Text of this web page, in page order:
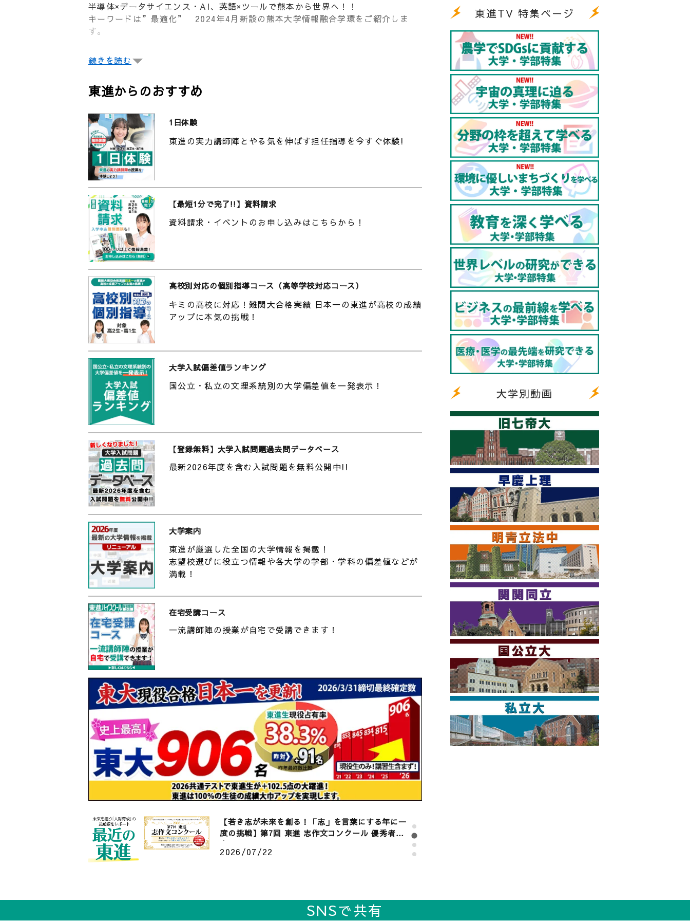
半導体×データサイエンス・AI、英語×ツールで熊本から世界へ！！
キーワードは”最適化” 2024年4月新設の熊本大学情報融合学環をご紹介しま
す。
【contents】
0:00 熊本大学情報融合学環
1:27 新しいことが出来るようになる｜先生インタビュー
【熊本大学情報融合学環について】
情報融合学環は、文、教育、法、理、医、薬、工学部に並ぶ、熊本大学８番目の学
部。
2024（令和６）年4月創設、入学定員60名、取得学位は学士（情報学）。
特色として、1）文系型、理系型の入試を実施すること、2）データサイエンスと半
導体を組み合わせた学びを提供されること、3）工学部・法学部・医学部・熊本県
立大学・東海大学など、学内外の多様な授業を受けられることがある。
▼熊本大学情報融合学環のHPはこちら
https://www.soi.kumamoto-u.ac.jp/informatics/
▼熊本大学のHPはこちら
https://www.kumamoto-u.ac.jp/
▼熊本大学の天気は？（全国の学校のお天気）
https://www.toshin.com/weather/detail?id=824
▼東進TVのチャンネル登録はこちら
http://www.youtube.com/@toshinTV?sub_confirmation=1
#合格 #勉強 #勉強法 #受験勉強 #受験 #熊本大学情報融合学環 #情報融合学環
続きを読む
東進からのおすすめ
1日体験
東進の実力講師陣とやる気を伸ばす担任指導を今すぐ体験!
【最短1分で完了!!】資料請求
資料請求・イベントのお申し込みはこちらから！
高校別対応の個別指導コース（高等学校対応コース）
キミの高校に対応！難関大合格実績 日本一の東進が高校の成績
アップに本気の挑戦！
大学入試偏差値ランキング
国公立・私立の文理系統別の大学偏差値を一発表示！
【登録無料】大学入試問題過去問データベース
最新2026年度を含む入試問題を無料公開中!!
大学案内
東進が厳選した全国の大学情報を掲載！
志望校選びに役立つ情報や各大学の学部・学科の偏差値などが
満載！
在宅受講コース
一流講師陣の授業が自宅で受講できます！
上・健康増進から産業・文化まで。早稲田大・同志
社大へのインタビュー
2026/07/16
「君の未来を考えるセミナー」 7/17（金）19:30～
Zoom 開催 第 33 回： AI 活用をリードする
CAIO・夏目亮太先生 君の未来が変わる⁉ 感動の
90 分。高校生・ご父母対象 《参加無料》
2026/07/03
【東進進学情報 vol.526】大学での学びの内容を知
る③｜暮らしと社会を支える化学系の学び｜大阪
大・佐賀大へのインタビュー。26年誕生のコスメテ
ィックサイエンス学環とは？
2026/07/24
【若き志が未来を創る！「志」を言葉にする年に一
度の挑戦】第7回 東進 志作文コンクール 優秀者発
表
2026/07/22
上・健康増進から産業・文化まで。早稲田大・同志
東進TV 特集ページ
大学別動画
SNSで共有